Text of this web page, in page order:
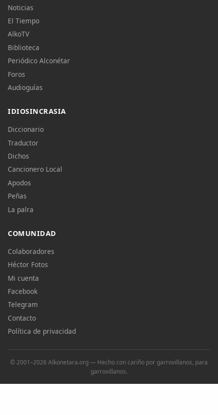
Noticias
El Tiempo
AlkoTV
Biblioteca
Periódico Alconétar
Foros
Audioguías
IDIOSINCRASIA
Diccionario
Traductor
Dichos
Cancionero Local
Apodos
Peñas
La palra
COMUNIDAD
Colaboradores
Héctor Fotos
Mi cuenta
Facebook
Telegram
Contacto
Política de privacidad
© 2001–2026 Alkonetara.org — Hecho con cariño por garrovillanos, para
garrovillanos.